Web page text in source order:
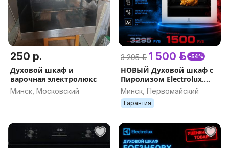
250 р.
Духовой шкаф и
варочная электролюкс
Минск, Московский
3 295 р. 1 500 р. -54%
НОВЫЙ Духовой шкаф с
Пиролизом Electrolux.
Гарантия. Доставка
Минск, Первомайский
Гарантия